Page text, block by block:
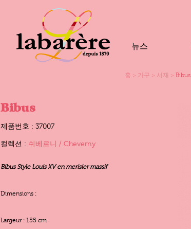
뉴스
홈 > 가구 > 서재 > Bibus
Bibus
제품번호 : 37007
컬렉션 : 쉬베르니 / Cheverny
Bibus Style Louis XV en merisier massif
Dimensions :
Largeur : 155 cm